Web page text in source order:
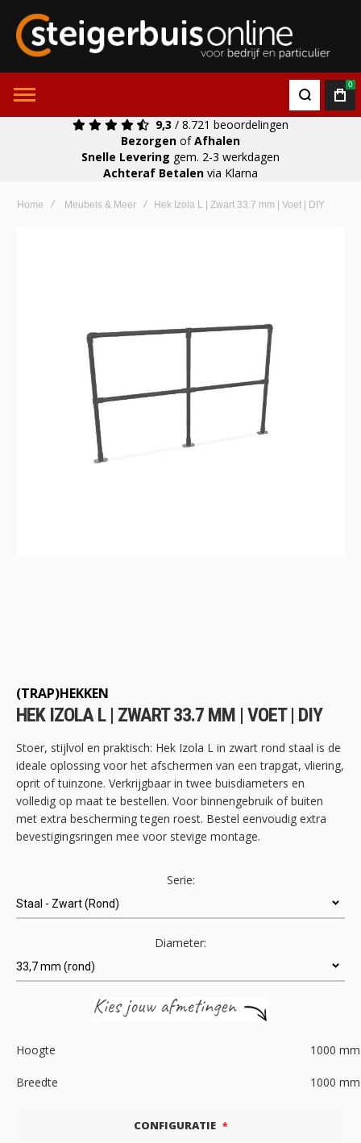
0
9,3 / 8.721 beoordelingen
Bezorgen ofAfhalen
Snelle Levering gem. 2-3 werkdagen
Achteraf Betalen via Klarna
Home Meubels & Meer Hek Izola L | Zwart 33.7 mm | Voet | DIY
begin
van
de
afbeeldingen-
gallerij
(TRAP)HEKKEN
HEK IZOLA L | ZWART 33.7 MM | VOET | DIY
Stoer, stijlvol en praktisch: Hek Izola L in zwart rond staal is de
ideale oplossing voor het afschermen van een trapgat, vliering,
oprit of tuinzone. Verkrijgbaar in twee buisdiameters en
volledig op maat te bestellen. Voor binnengebruik of buiten
met extra bescherming tegen roest. Bestel eenvoudig extra
bevestigingsringen mee voor stevige montage.
Serie:
Diameter:
Hoogte 1000 mm
Breedte 1000 mm
CONFIGURATIE